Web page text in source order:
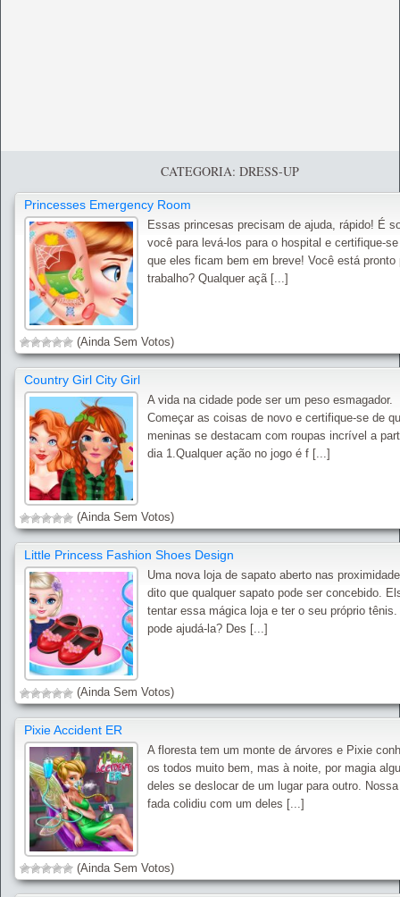
CATEGORIA: DRESS-UP
Princesses Emergency Room
Essas princesas precisam de ajuda, rápido! É
você para levá-los para o hospital e certifique-
que eles ficam bem em breve! Você está pronto
trabalho? Qualquer açã [...]
(Ainda Sem Votos)
Country Girl City Girl
A vida na cidade pode ser um peso esmagador.
Começar as coisas de novo e certifique-se de
meninas se destacam com roupas incrível a
dia 1.Qualquer ação no jogo é f [...]
(Ainda Sem Votos)
Little Princess Fashion Shoes Design
Uma nova loja de sapato aberto nas
dito que qualquer sapato pode ser concebido.
tentar essa mágica loja e ter o seu próprio tênis.
pode ajudá-la? Des [...]
(Ainda Sem Votos)
Pixie Accident ER
A floresta tem um monte de árvores e Pixie
os todos muito bem, mas à noite, por magia
deles se deslocar de um lugar para outro.
fada colidiu com um deles [...]
(Ainda Sem Votos)